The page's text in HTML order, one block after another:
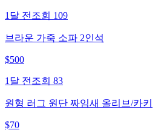
1달 전 조회 109
브라운 가죽 소파 2인석
$500
1달 전 조회 83
원형 러그 원단 짜임새 올리브/카키
$70